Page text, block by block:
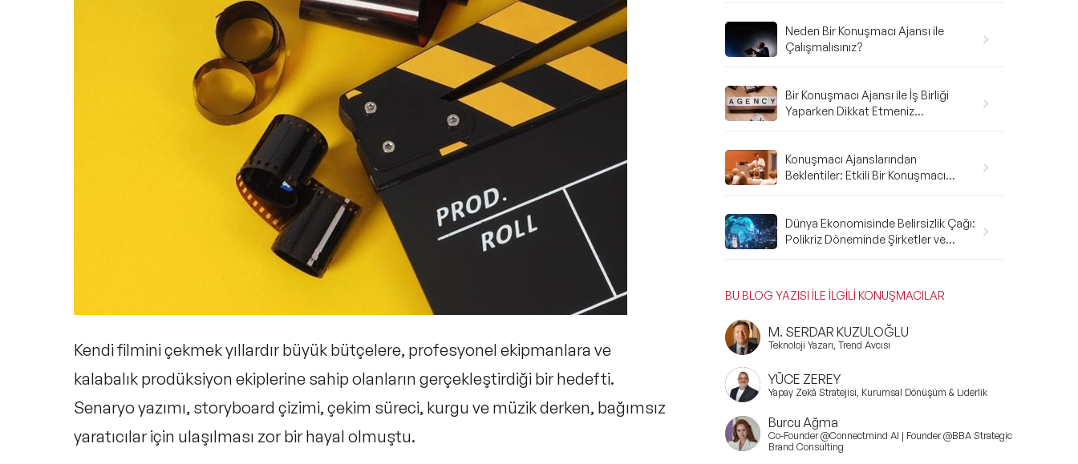
6) Etkili Bir Yayın ve Pazarlama Süreci
Yapay Zeka ile Film Yapımı Hakkında Sıkça Sorulan Sorular
Kendi filmini çekmek yıllardır büyük bütçelere, profesyonel ekipmanlara ve
kalabalık prodüksiyon ekiplerine sahip olanların gerçekleştirdiği bir hedefti.
Senaryo yazımı, storyboard çizimi, çekim süreci, kurgu ve müzik derken, bağımsız
yaratıcılar için ulaşılması zor bir hayal olmuştu.
Neden Bir Konuşmacı Ajansı ile
Çalışmalısınız?
Bir Konuşmacı Ajansı ile İş Birliği
Yaparken Dikkat Etmeniz
Konuşmacı Ajanslarından
Beklentiler: Etkili Bir Konuşmacı
Dünya Ekonomisinde Belirsizlik Çağı:
Polikriz Döneminde Şirketler ve
BU BLOG YAZISI İLE İLGİLİ KONUŞMACILAR
M. SERDAR KUZULOĞLU
Teknoloji Yazarı, Trend Avcısı
YÜCE ZEREY
Yapay Zekâ Stratejisi, Kurumsal Dönüşüm & Liderlik
Burcu Ağma
Co-Founder @Connectmind AI | Founder @BBA Strategic
Brand Consulting